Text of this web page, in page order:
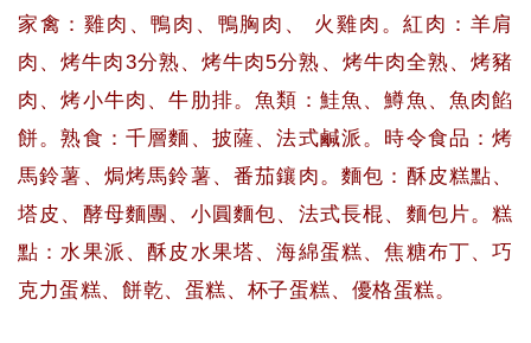
家禽：雞肉、鴨肉、鴨胸肉、 火雞肉。紅肉：羊肩
肉、烤牛肉3分熟、烤牛肉5分熟、烤牛肉全熟、烤豬
肉、烤小牛肉、牛肋排。魚類：鮭魚、鱒魚、魚肉餡
餅。熟食：千層麵、披薩、法式鹹派。時令食品：烤
馬鈴薯、焗烤馬鈴薯、番茄鑲肉。麵包：酥皮糕點、
塔皮、酵母麵團、小圓麵包、法式長棍、麵包片。糕
點：水果派、酥皮水果塔、海綿蛋糕、焦糖布丁、巧
克力蛋糕、餅乾、蛋糕、杯子蛋糕、優格蛋糕。